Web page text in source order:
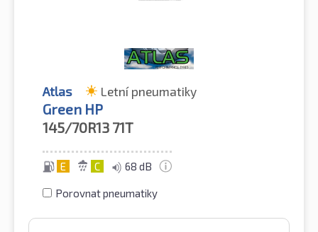
Atlas Letní pneumatiky
Green HP
145/70R13 71T
E C 68 dB
Porovnat pneumatiky